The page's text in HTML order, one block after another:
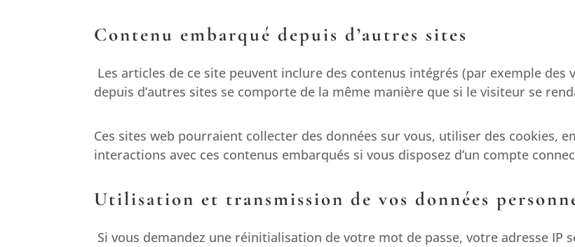
Contenu embarqué depuis d’autres sites
Les articles de ce site peuvent inclure des contenus intégrés (par exemple
depuis d’autres sites se comporte de la même manière que si le visiteur se
Ces sites web pourraient collecter des données sur vous, utiliser des cookies,
interactions avec ces contenus embarqués si vous disposez d’un compte
Utilisation et transmission de vos données
Si vous demandez une réinitialisation de votre mot de passe, votre adresse IP